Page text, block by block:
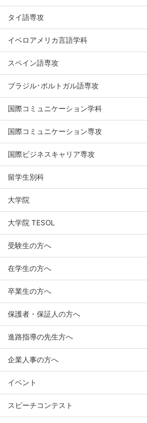
タイ語専攻
イベロアメリカ言語学科
スペイン語専攻
ブラジル･ポルトガル語専攻
国際コミュニケーション学科
国際コミュニケーション専攻
国際ビジネスキャリア専攻
留学生別科
大学院
大学院 TESOL
受験生の方へ
在学生の方へ
卒業生の方へ
保護者・保証人の方へ
進路指導の先生方へ
企業人事の方へ
イベント
スピーチコンテスト